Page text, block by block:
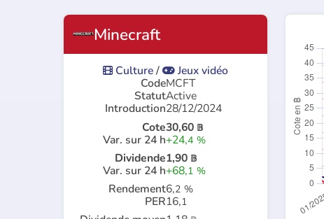
Minecraft
 Culture/ Jeux vidéo
CodeMCFT
StatutActive
Introduction28/12/2024
Cote30,60 𝔹
Var. sur 24 h+24,4 %
Dividende1,90 𝔹
Var. sur 24 h+68,1 %
Rendement6,2 %
PER16,1